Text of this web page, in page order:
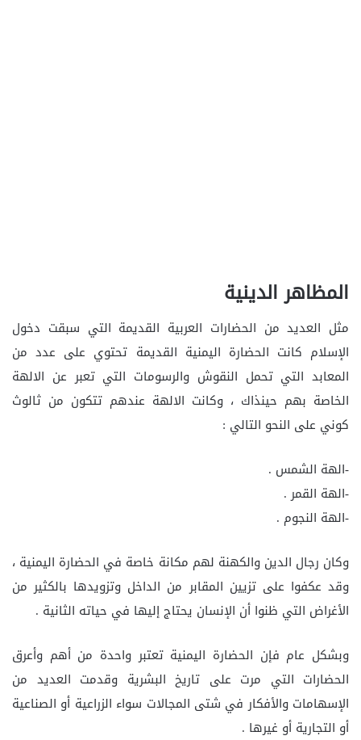
المظاهر الدينية
مثل العديد من الحضارات العربية القديمة التي سبقت دخول
الإسلام كانت الحضارة اليمنية القديمة تحتوي على عدد من
المعابد التي تحمل النقوش والرسومات التي تعبر عن الالهة
الخاصة بهم حينذاك ، وكانت الالهة عندهم تتكون من ثالوث
كوني على النحو التالي :
-الهة الشمس .
-الهة القمر .
-الهة النجوم .
وكان رجال الدين والكهنة لهم مكانة خاصة في الحضارة اليمنية ،
وقد عكفوا على تزيين المقابر من الداخل وتزويدها بالكثير من
الأغراض التي ظنوا أن الإنسان يحتاج إليها في حياته الثانية .
وبشكل عام فإن الحضارة اليمنية تعتبر واحدة من أهم وأعرق
الحضارات التي مرت على تاريخ البشرية وقدمت العديد من
الإسهامات والأفكار في شتى المجالات سواء الزراعية أو الصناعية
أو التجارية أو غيرها .